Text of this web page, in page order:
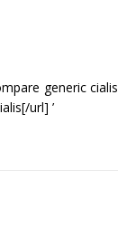
generic cialis
url] ’